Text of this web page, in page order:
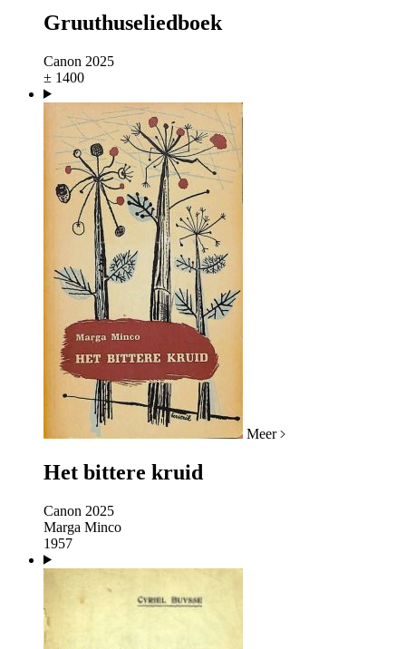
Gruuthuseliedboek
Canon 2025
± 1400
Meer
Het bittere kruid
Canon 2025
Marga Minco
1957